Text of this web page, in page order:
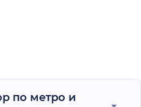
по метро и